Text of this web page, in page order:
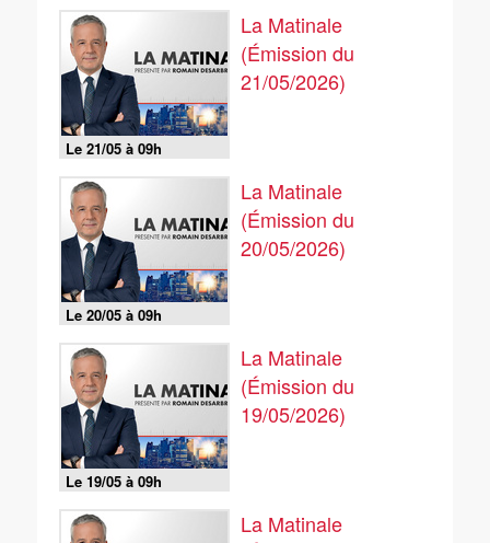
Le 21/05 à 09h
La Matinale
(Émission du
21/05/2026)
Le 20/05 à 09h
La Matinale
(Émission du
20/05/2026)
Le 19/05 à 09h
La Matinale
(Émission du
19/05/2026)
La Matinale